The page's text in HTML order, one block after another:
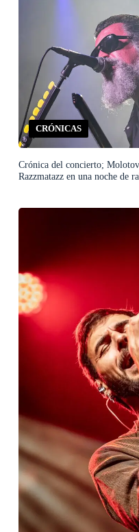
CRÓNICAS
Crónica del concierto;
Razzmatazz en una noche de